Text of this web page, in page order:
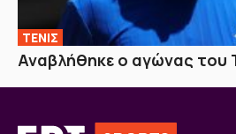
ΤΕΝΙΣ
Αναβλήθηκε ο αγώνας του